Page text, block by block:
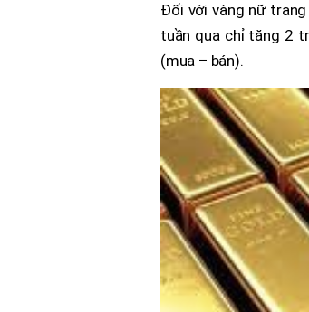
Đối với vàng nữ
tuần qua chỉ tăng 2
(mua – bán).